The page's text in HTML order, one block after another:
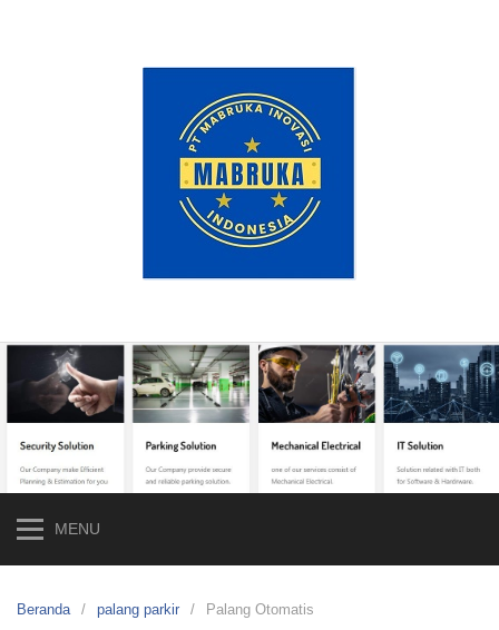
MENU
Beranda palang parkir Palang Otomatis